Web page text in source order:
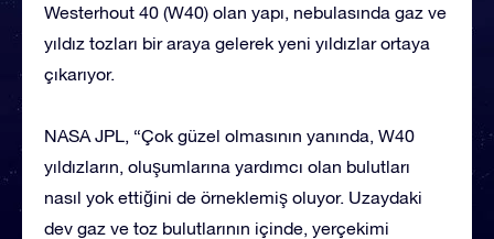
Westerhout 40 (W40) olan yapı, nebulasında gaz ve
yıldız tozları bir araya gelerek yeni yıldızlar ortaya
çıkarıyor.
NASA JPL, “Çok güzel olmasının yanında, W40
yıldızların, oluşumlarına yardımcı olan bulutları
nasıl yok ettiğini de örneklemiş oluyor. Uzaydaki
dev gaz ve toz bulutlarının içinde, yerçekimi